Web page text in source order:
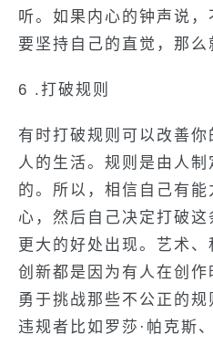
听。如果内心的钟声说
要坚持自己的直觉，那么
6 .打破规则
有时打破规则可以改善你
人的生活。规则是由人
的。所以，相信自己有
心，然后自己决定打破
更大的好处出现。艺术
创新都是因为有人在创
勇于挑战那些不公正的
违规者比如罗莎·帕克斯